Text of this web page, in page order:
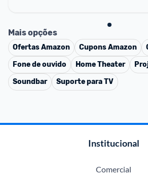
Mais opções
OfertasAmazon CuponsAmazon
Fone de ouvido
Home Theater
Soundbar
Suporte para TV
Institucional
Comercial